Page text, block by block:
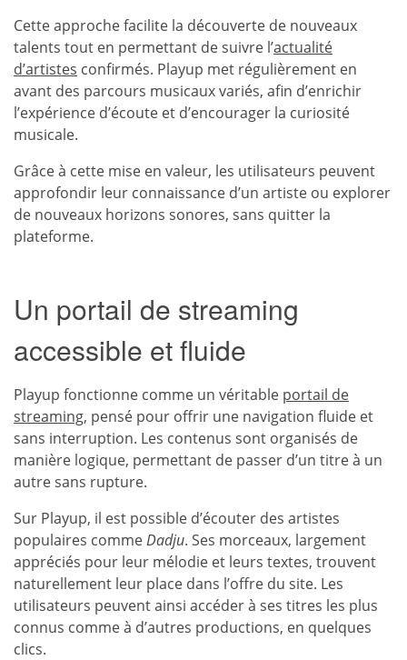
Cette approche facilite la découverte de nouveaux
talents tout en permettant de suivre l’actualité
d’artistes confirmés. Playup met régulièrement en
avant des parcours musicaux variés, afin d’enrichir
l’expérience d’écoute et d’encourager la curiosité
musicale.
Grâce à cette mise en valeur, les utilisateurs peuvent
approfondir leur connaissance d’un artiste ou explorer
de nouveaux horizons sonores, sans quitter la
plateforme.
Un portail de streaming
accessible et fluide
Playup fonctionne comme un véritable portail de
streaming, pensé pour offrir une navigation fluide et
sans interruption. Les contenus sont organisés de
manière logique, permettant de passer d’un titre à un
autre sans rupture.
Sur Playup, il est possible d’écouter des artistes
populaires commeDadju. Ses morceaux, largement
appréciés pour leur mélodie et leurs textes, trouvent
naturellement leur place dans l’offre du site. Les
utilisateurs peuvent ainsi accéder à ses titres les plus
connus comme à d’autres productions, en quelques
clics.